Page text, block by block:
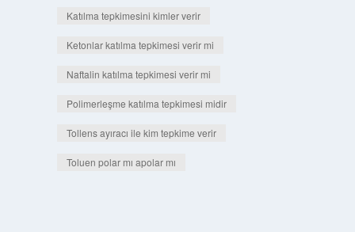
Katılma tepkimesini kimler verir
Ketonlar katılma tepkimesi verir mi
Naftalin katılma tepkimesi verir mi
Polimerleşme katılma tepkimesi midir
Tollens ayıracı ile kim tepkime verir
Toluen polar mı apolar mı